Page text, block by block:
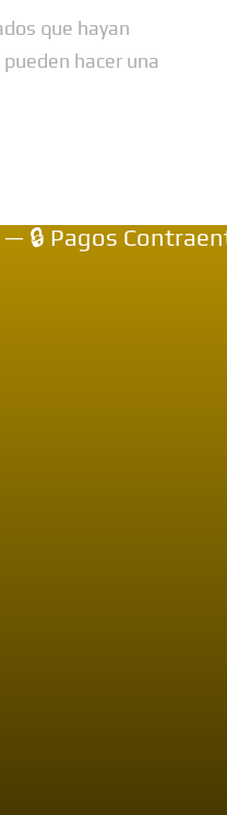
que hayan
hacer una